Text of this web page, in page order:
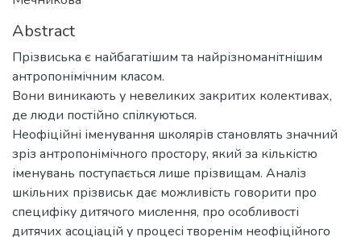
Abstract
Прізвиська є найбагатішим та найрізноманітнішим
антропонімічним класом.
Вони виникають у невеликих закритих колективах,
де люди постійно спілкуються.
Неофіційні іменування школярів становлять значний
зріз антропонімічного простору, який за кількістю
іменувань поступається лише прізвищам. Аналіз
шкільних прізвиськ дає можливість говорити про
специфіку дитячого мислення, про особливості
дитячих асоціацій у процесі творенім неофіційного